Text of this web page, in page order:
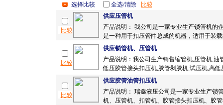
选择比较
全选/清除
供应压管机
产品说明： 我公司是一家专业生产锁管机的
是一种用于扣压管件总成的机器，适用于装
供应锁管机、压管机
产品说明：我公司生产销售缩管机,压管机,油
低压胶管接头扣压机,胶管剥胶机,试压机,高
供应胶管油管扣压机
产品说明： 瑞鑫液压公司是一家专业生产锁
机、压管机、扣管机、胶管接头扣压机、胶